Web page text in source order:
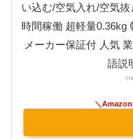
い込む/空気入れ/空気
時間稼働 超軽量0.36kg
メーカー保証付 人気
語説